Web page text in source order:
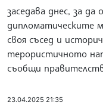
заседава днес, за
дипломатическите
своя съсед и
терористичното
съобщи
23.04.2025 21:35